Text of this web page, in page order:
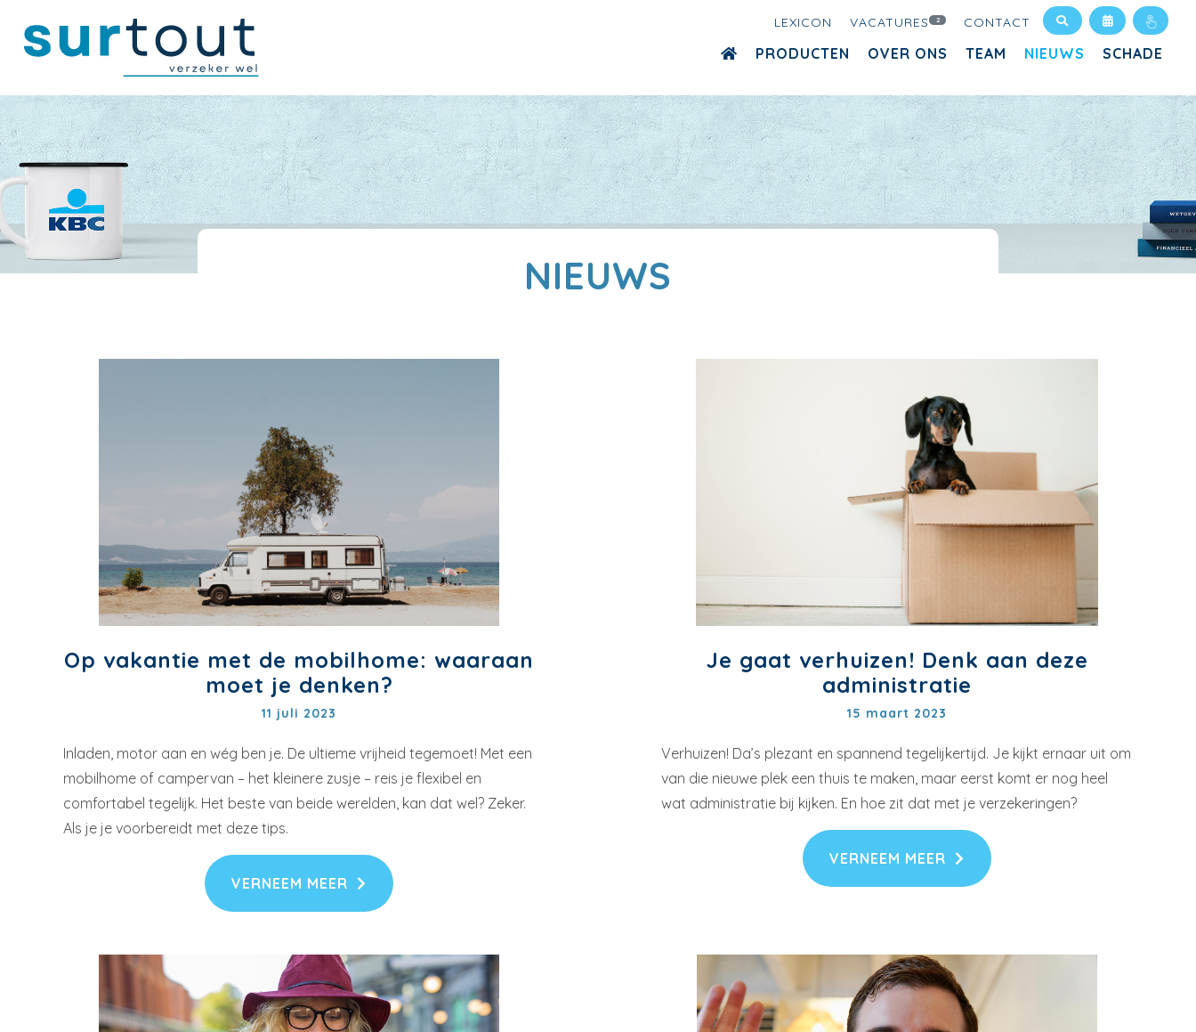
LEXICON VACATURES 2 CONTACT
PRODUCTEN OVER ONS TEAM NIEUWS SCHADE
NIEUWS
Op vakantie met de mobilhome: waaraan
moet je denken?
11 juli 2023
Inladen, motor aan en wég ben je. De ultieme vrijheid tegemoet! Met een
mobilhome of campervan – het kleinere zusje – reis je flexibel en
comfortabel tegelijk. Het beste van beide werelden, kan dat wel? Zeker.
Als je je voorbereidt met deze tips.
VERNEEM MEER
Je gaat verhuizen! Denk aan deze
administratie
15 maart 2023
Verhuizen! Da’s plezant en spannend tegelijkertijd. Je kijkt ernaar uit om
van die nieuwe plek een thuis te maken, maar eerst komt er nog heel
wat administratie bij kijken. En hoe zit dat met je verzekeringen?
VERNEEM MEER